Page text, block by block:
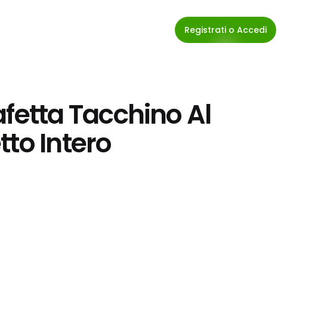
Registrati o Accedi
Tacchino Al
Intero